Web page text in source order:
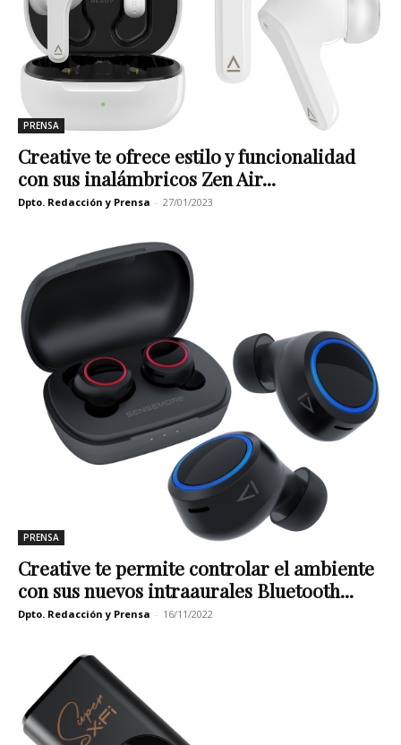
PRENSA
Creative te ofrece estilo y funcionalidad
con sus inalámbricos Zen Air...
Dpto. Redacción y Prensa - 27/01/2023
PRENSA
Creative te permite controlar el ambiente
con sus nuevos intraaurales Bluetooth...
Dpto. Redacción y Prensa - 16/11/2022